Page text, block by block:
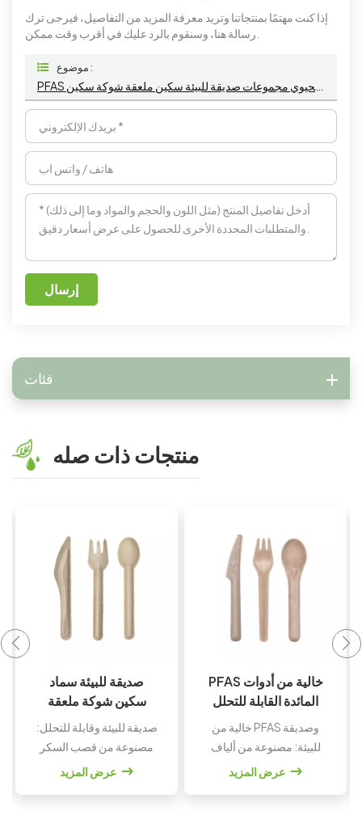
إذا كنت مهتمًا بمنتجاتنا وتريد معرفة المزيد من التفاصيل، فيرجى ترك
موضوع :
إرسال
فئات
منتجات ذات صله
PFAS خالية من أدوات
المائدة القابلة للتحلل
الحيوي مجموعات
صديقة للبيئة سكين
ملعقة شوكة سكين
خالية من PFAS وصديقة
للبيئة: مصنوعة من ألياف
قصب السكر الطبيعية،
عرض المزيد
قابلة للتحلل الغذاء
الصف قصب السكر
اللب المتاح أدوات
المائدة ملعقة سلطة
الفاكهة كعكة شوكة
صديقة للبيئة وقابلة للتحلل
البيولوجي: مصنوعة من لب
قصب السكر الطبيعي، هذه
عرض المزيد